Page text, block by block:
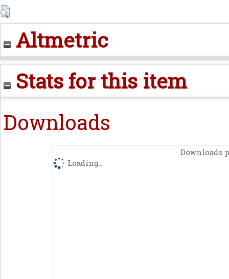
Altmetric
Stats for this item
Downloads
Downloads
Loading...